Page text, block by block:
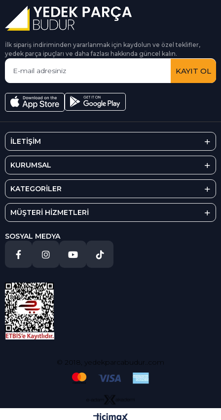
İlk sipariş indiriminden yararlanmak için kaydolun ve özel teklifler,
yedek parça ipuçları ve daha fazlası hakkında güncel kalın.
KAYIT OL
İLETİŞİM
KURUMSAL
KATEGORİLER
MÜŞTERİ HİZMETLERİ
SOSYAL MEDYA
© 2018, yedekparcabudur..com